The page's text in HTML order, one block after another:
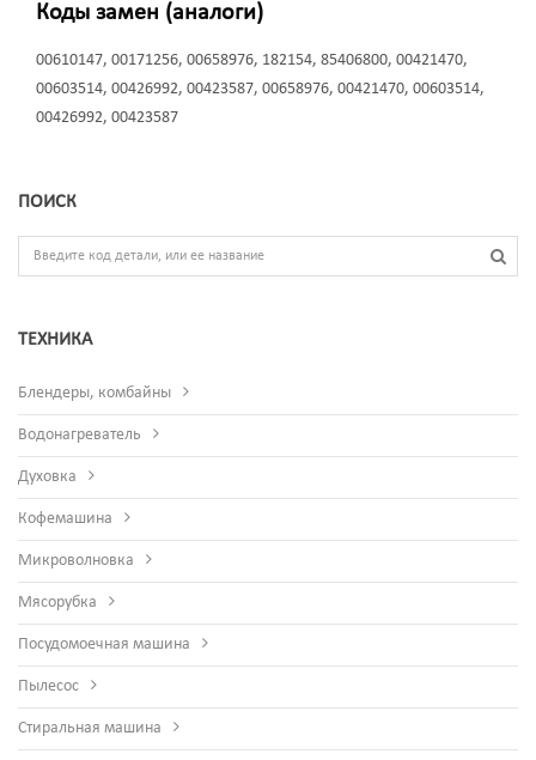
Коды замен (аналоги)
00610147, 00171256, 00658976, 182154, 85406800, 00421470,
00603514, 00426992, 00423587, 00658976, 00421470, 00603514,
00426992, 00423587
ПОИСК
ТЕХНИКА
Блендеры, комбайны
Водонагреватель
Духовка
Кофемашина
Микроволновка
Мясорубка
Посудомоечная машина
Пылесос
Стиральная машина